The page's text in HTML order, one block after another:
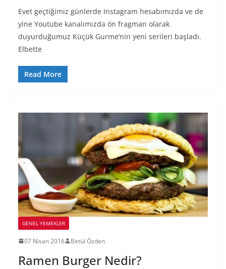
Evet geçtiğimiz günlerde Instagram hesabımızda ve de
yine Youtube kanalımızda ön fragman olarak
duyurduğumuz Küçük Gurme‘nin yeni serileri başladı.
Elbette
Read More
GENEL YEMEKLER
07 Nisan 2016 Betül Özden
Ramen Burger Nedir?